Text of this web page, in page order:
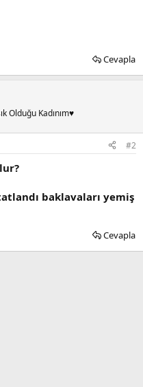
Cevapla
Olduğu Kadınım♥
#2
baklavaları yemiş
Cevapla